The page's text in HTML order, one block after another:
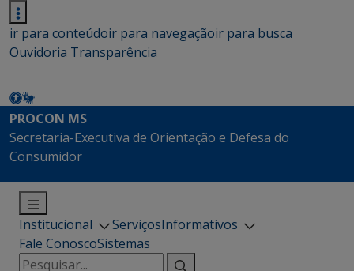
ir para conteúdoir para navegaçãoir para busca
Ouvidoria Transparência
PROCON MS
Secretaria-Executiva de Orientação e Defesa do
Consumidor
Institucional ServiçosInformativos
Fale ConoscoSistemas
Pesquisar